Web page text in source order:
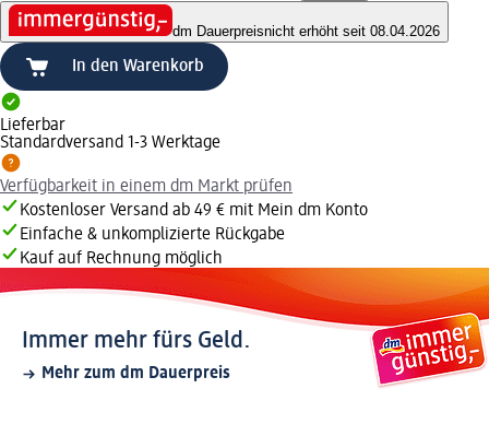
dm Dauerpreisnicht erhöht seit 08.04.2026
In den Warenkorb
Lieferbar
Standardversand 1-3 Werktage
Verfügbarkeit in einem dm Markt prüfen
Kostenloser Versand ab 49 € mit Mein dm Konto
Einfache & unkomplizierte Rückgabe
Kauf auf Rechnung möglich
Immer mehr fürs Geld.
Mehr zum dm Dauerpreis